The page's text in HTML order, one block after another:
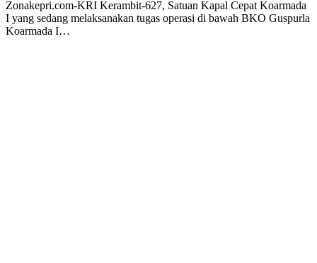
Zonakepri.com-KRI Kerambit-627, Satuan Kapal Cepat Koarmada
I yang sedang melaksanakan tugas operasi di bawah BKO Guspurla
Koarmada I…